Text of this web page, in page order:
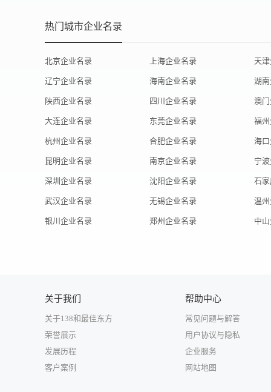
热门城市企业名录
北京企业名录 上海企业名录 天
辽宁企业名录 海南企业名录 湖
陕西企业名录 四川企业名录 澳
大连企业名录 东莞企业名录 福
杭州企业名录 合肥企业名录 海
昆明企业名录 南京企业名录 宁
深圳企业名录 沈阳企业名录 石
武汉企业名录 无锡企业名录 温
银川企业名录 郑州企业名录 中
关于我们
关于138和最佳东方
荣誉展示
发展历程
客户案例
帮助中心
常见问题与解答
用户协议与隐私
企业服务
网站地图